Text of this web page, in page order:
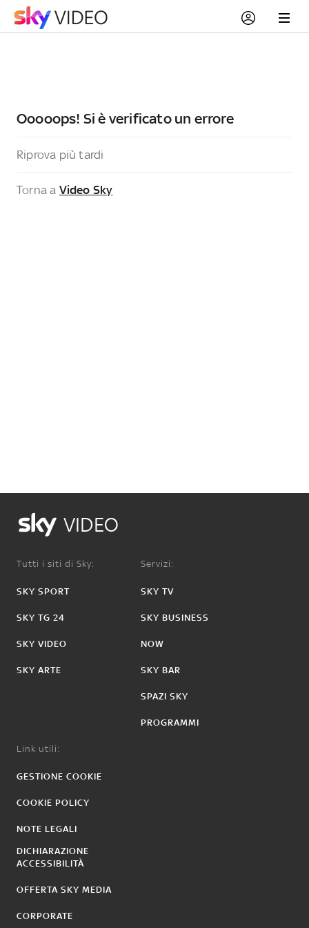
Ooooops! Si è verificato un errore
Riprova più tardi
Torna a Video Sky
VIDEO
Tutti i siti di Sky:
SKY SPORT
SKY TG 24
SKY VIDEO
SKY ARTE
Servizi:
SKY TV
SKY BUSINESS
NOW
SKY BAR
SPAZI SKY
PROGRAMMI
Link utili:
GESTIONE COOKIE
COOKIE POLICY
NOTE LEGALI
DICHIARAZIONE
ACCESSIBILITÀ
OFFERTA SKY MEDIA
CORPORATE